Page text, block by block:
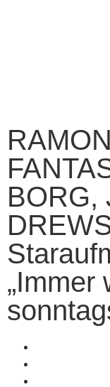
BORG,
„Immer